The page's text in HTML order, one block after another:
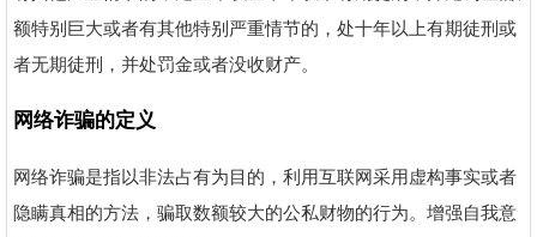
额特别巨大或者有其他特别严重情节的，处十年以上有期徒刑或
者无期徒刑，并处罚金或者没收财产。
网络诈骗的定义
网络诈骗是指以非法占有为目的，利用互联网采用虚构事实或者
隐瞒真相的方法，骗取数额较大的公私财物的行为。增强自我意